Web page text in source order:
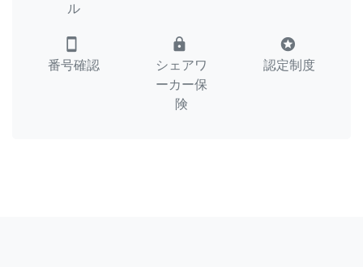
ル
smartphone
番号確認
lock
シェアワ
ーカー保
険
stars
認定制度